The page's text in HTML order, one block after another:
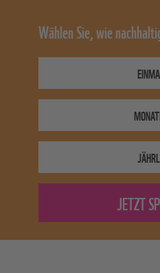
Wählen Sie, wie